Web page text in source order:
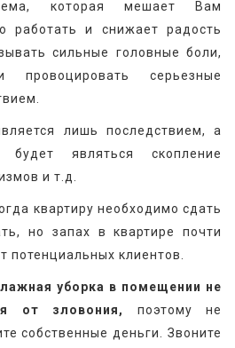
которая мешает Вам
работать и снижает радость
сильные головные боли,
серьезные
лишь последствием, а
будет являться скопление
и т.д.
квартиру необходимо сдать
но запах в квартире почти
потенциальных клиентов.
уборка в помещении не
от зловония,
поэтому не
собственные деньги. Звоните